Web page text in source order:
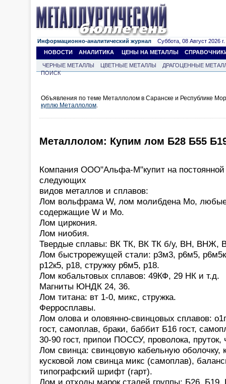
Информационно-аналитический журнал Суббота, 08 Август 2026 г.
НОВОСТИ
АНАЛИТИКА ЦЕНЫ НА МЕТАЛЛЫ
ЧЕРНЫЕ МЕТАЛЛЫ ЦВЕТНЫЕ МЕТАЛЛЫ
ДРАГОЦЕННЫЕ
ПОИСК
Объявления по теме Металлолом в Саранске и Республике
куплю Металлолом.
Металлолом: Купим лом Б28 Б55
Компания ООО"Альфа-М"купит на
следующих
видов металлов и сплавов:
Лом вольфрама W, лом молибдена Mo,
содержащие W и Mo.
Лом циркония.
Лом ниобия.
Твердые сплавы: ВК ТК, ВК ТК б/у, ВН,
Лом быстрорежущей стали: р3м3, р6м5,
р12к5, р18, стружку р6м5, р18.
Лом кобальтовых сплавов: 49КФ, 29 НК и т.д.
Магниты ЮНДК 24, 36.
Лом титана: вт 1-0, микс, стружка.
Ферросплавы.
Лом олова и оловянно-свинцовых сплавов:
гост, самоплав, браки, баббит Б16 гост,
30-90 гост, припои ПОССУ, проволока,
Лом свинца: свинцовую кабельную оболочку,
кусковой лом свинца микс (самоплав),
типографский шрифт (гарт).
Лом и отходы марок сталей группы: Б26,